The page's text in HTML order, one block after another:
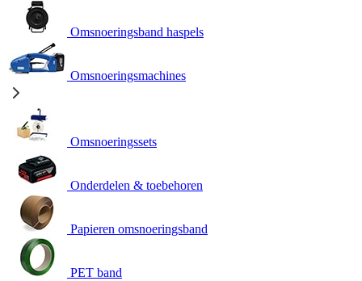
Omsnoeringsband haspels
Omsnoeringsmachines
Omsnoeringssets
Onderdelen & toebehoren
Papieren omsnoeringsband
PET band